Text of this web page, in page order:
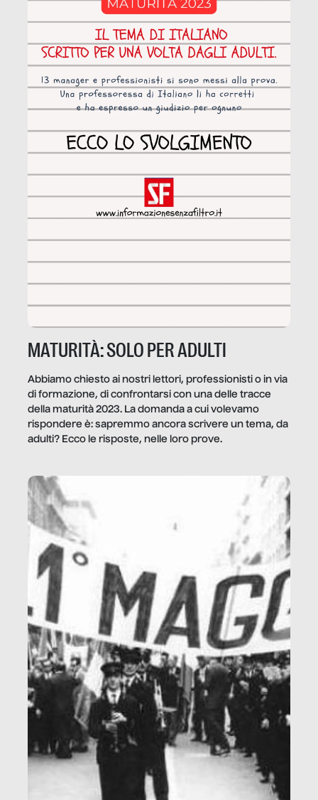
MATURITÀ: SOLO PER ADULTI
Abbiamo chiesto ai nostri lettori, professionisti o in via
di formazione, di confrontarsi con una delle tracce
della maturità 2023. La domanda a cui volevamo
rispondere è: sapremmo ancora scrivere un tema, da
adulti? Ecco le risposte, nelle loro prove.